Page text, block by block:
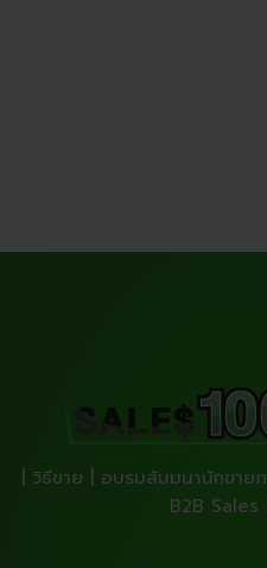
| วิธีขาย | อบรมสัมมนานักขาย
B2B Sales